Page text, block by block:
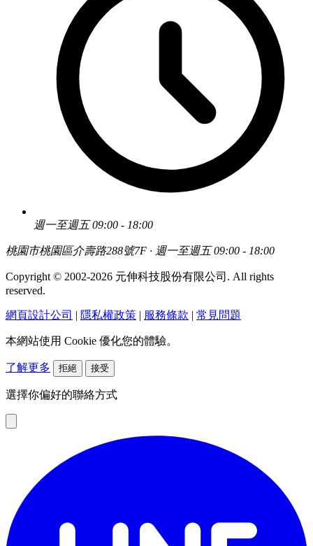
週一至週五 09:00 - 18:00
桃園市桃園區介壽路288號7F · 週一至週五 09:00 - 18:00
Copyright © 2002-2026 元伸科技股份有限公司. All rights
reserved.
網頁設計公司 | 隱私權政策 | 服務條款 | 常見問題
本網站使用 Cookie 優化您的體驗。
了解更多 拒絕 接受
選擇你偏好的聯絡方式